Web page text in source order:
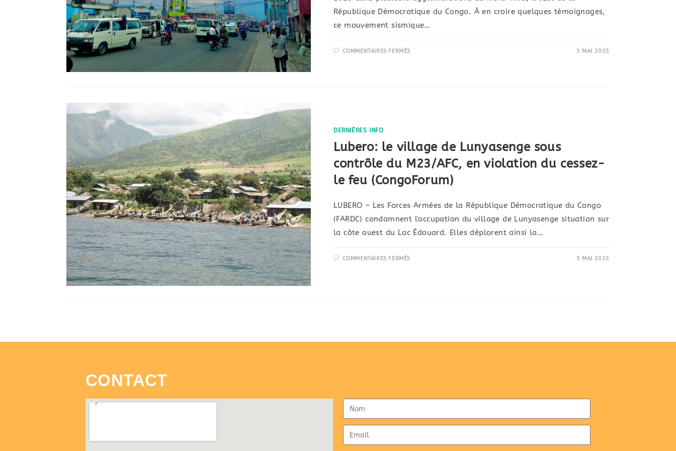
République Démocratique du Congo. À en croire quelques témoignages,
ce mouvement sismique…
COMMENTAIRES FERMÉS 5 MAI 2025
DERNIÈRES INFO
Lubero: le village de Lunyasenge sous
contrôle du M23/AFC, en violation du cessez-
le feu (CongoForum)
LUBERO – Les Forces Armées de la République Démocratique du Congo
(FARDC) condamnent l'occupation du village de Lunyasenge situation sur
la côte ouest du Lac Édouard. Elles déplorent ainsi la…
COMMENTAIRES FERMÉS 5 MAI 2025
CONTACT